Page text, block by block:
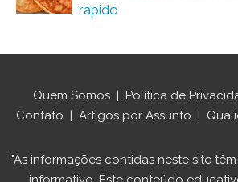
rápido
Quem Somos | Política de
Contato | Artigos por Assunto |
"As informações contidas neste site